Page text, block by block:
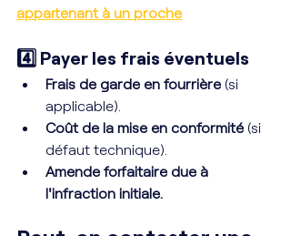
appartenant à un proche
4️⃣ Payer les frais éventuels
Frais de garde en fourrière (si
applicable).
Coût de la mise en conformité (si
défaut technique).
Amende forfaitaire due à
l'infraction initiale.